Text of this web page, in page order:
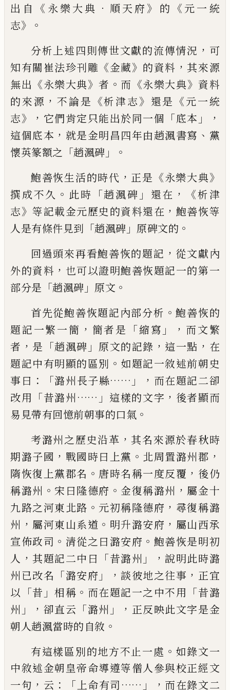
出 自 《 永樂大典 ． 順天府 》 的 《 元一統
志》。
分析上述四則傳世文獻的流傳情況 ， 可
知有關崔法珍刊雕 《金藏》 的資料 ，其來源
無出 《永樂大典》者 。 而 《永樂大典》資料
的來源 ，不論是 《析津志》 還是 《元一統
志》， 它們肯定只能出於同一個 「底本 」，
這個底本 ， 就是金明昌四年由趙渢書寫 、 黨
懷英篆額之 「趙渢碑 」。
鮑善恢生活的時代 ， 正是 《永樂大典》
撰成不久 。 此時 「趙渢碑 」 還在 ，《析津
志》等記載金元歷史的資料還在 ， 鮑善恢等
人是有條件見到 「趙渢碑 」 原碑文的 。
回過頭來再看鮑善恢的題記 ， 從文獻內
外的資料 ， 也可以證明鮑善恢題記一的第一
部分是 「趙渢碑 」 原文 。
首先從鮑善恢題記內部分析 。鮑善恢的
題記一繁一簡 ， 簡者是 「縮寫 」， 而文繁
者 ， 是 「趙渢碑 」 原文的記錄 ， 這一點 ， 在
題記中有明顯的區別 。 如題記一敘述前朝史
事曰 ：「潞州長子縣……」， 而在題記二卻
改用 「昔潞州……」 這樣的文字 ， 後者顯而
易見帶有回憶前朝事的口氣 。
考潞州之歷史沿革 ，其名來源於春秋時
期潞子國 ， 戰國時曰 上黨 。 北周置潞州郡 ，
隋恢復上黨郡名 。 唐時名稱一度反覆 ， 後仍
稱潞州 。 宋曰隆德府 。 金復稱潞州 ， 屬金十
九路之河東北路 。 元初稱隆德府 ， 尋復稱潞
州 ， 屬河東山系道 。 明升潞安府 ， 屬山西承
宣佈政司 。 清從之曰潞安府 。 鮑善恢是明初
人 ，其題記二中曰 「昔潞州 」，說明此時潞
州已改名 「潞安府 」，談彼地之往事 ， 正宜
以 「昔 」相稱 。 而在題記一之中不用 「昔潞
州 」， 卻直云 「潞州 」， 正反映此文字是金
朝人趙渢當時的自敘 。
有這樣區別的地方不止一處 。 如錄文一
中敘述金朝皇帝命導遵等僧人參與校正經文
一句 ， 云 ：「 上命有司 ……」， 而在錄文二